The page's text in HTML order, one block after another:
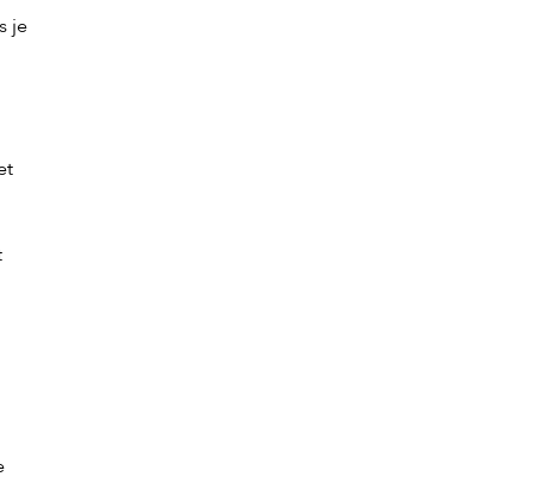
je